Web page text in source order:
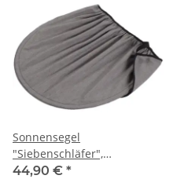
Sonnensegel
"Siebenschläfer",
halbkreisförmig, grau-
44,90 € *